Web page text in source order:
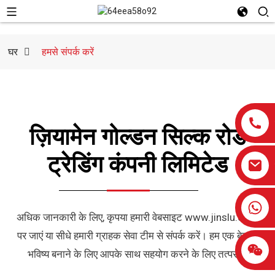
घर हमसे संपर्क करें
ज़ियामेन गोल्डन सिल्क रोड
ट्रेडिंग कंपनी लिमिटेड
अधिक जानकारी के लिए, कृपया हमारी वेबसाइट www.jinslu.com
पर जाएं या सीधे हमारी ग्राहक सेवा टीम से संपर्क करें। हम एक बेहतर
भविष्य बनाने के लिए आपके साथ सहयोग करने के लिए तत्पर हैं!